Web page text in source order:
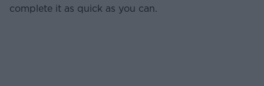
complete it as quick as you can.